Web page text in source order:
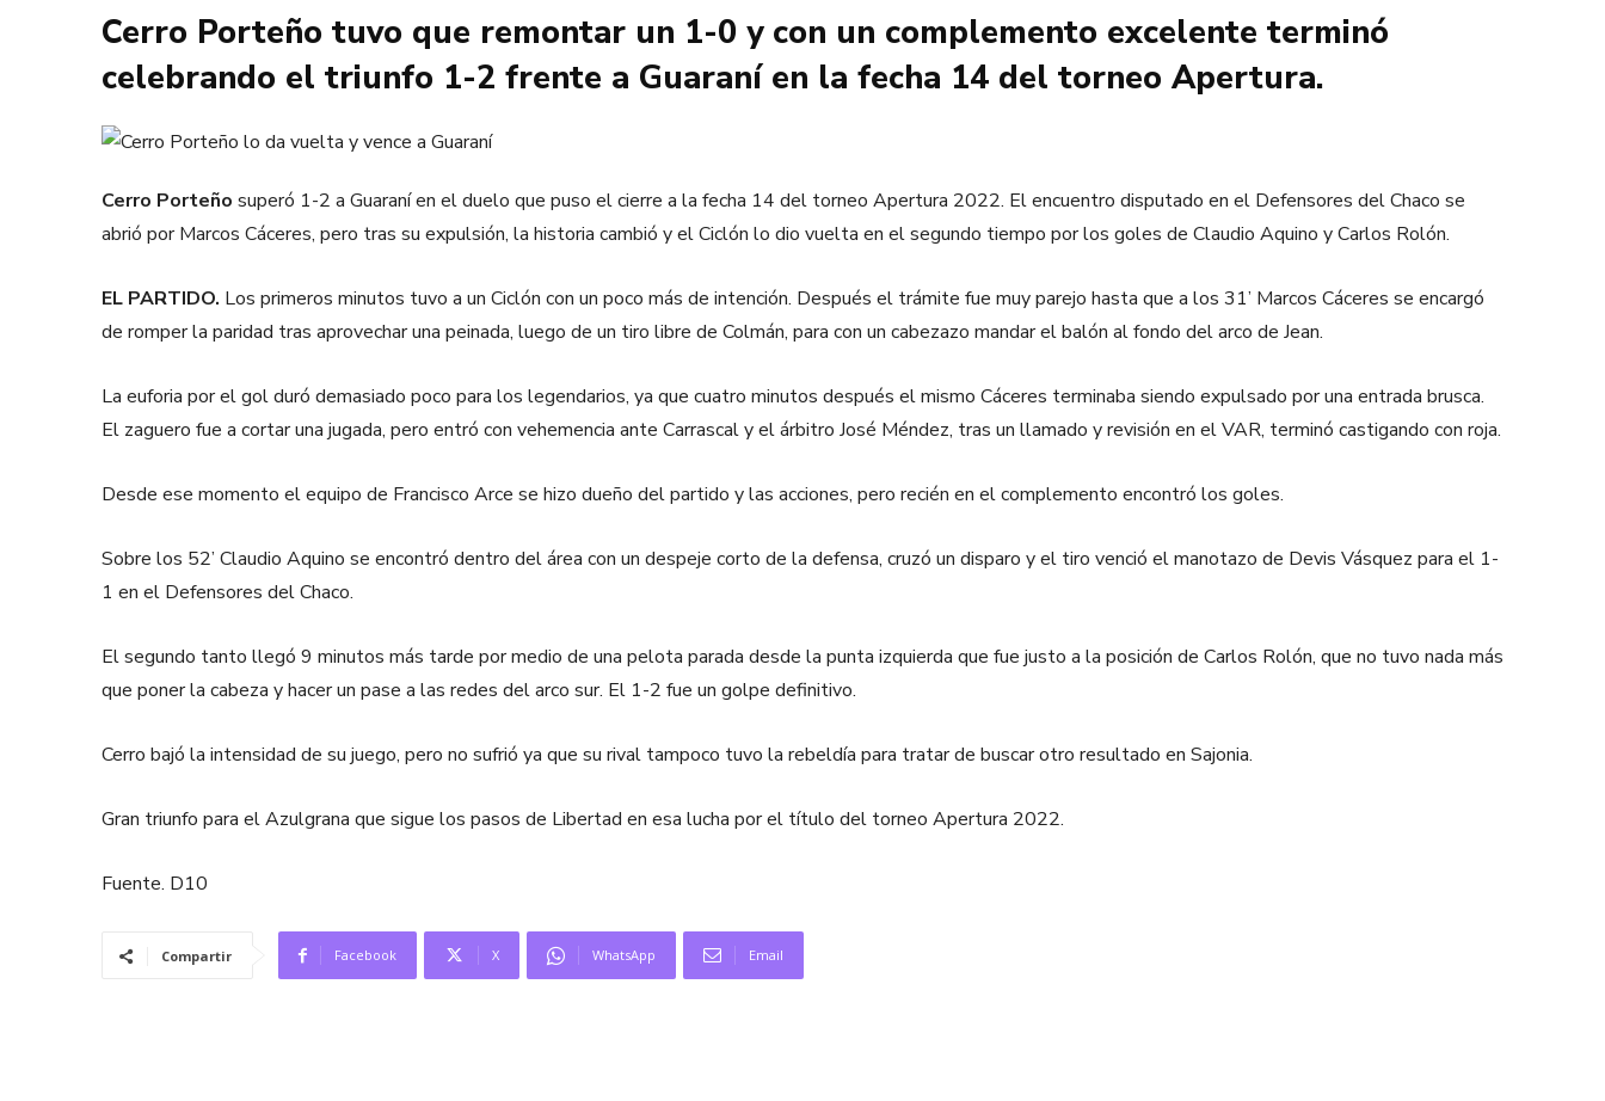
Cerro Porteño tuvo que remontar un 1-0 y con un complemento excelente terminó
celebrando el triunfo 1-2 frente a Guaraní en la fecha 14 del torneo Apertura.
Cerro Porteño superó 1-2 a Guaraní en el duelo que puso el cierre a la fecha 14 del torneo Apertura 2022. El encuentro disputado en el Defensores del Chaco se
abrió por Marcos Cáceres, pero tras su expulsión, la historia cambió y el Ciclón lo dio vuelta en el segundo tiempo por los goles de Claudio Aquino y Carlos Rolón.
EL PARTIDO. Los primeros minutos tuvo a un Ciclón con un poco más de intención. Después el trámite fue muy parejo hasta que a los 31’ Marcos Cáceres se encargó
de romper la paridad tras aprovechar una peinada, luego de un tiro libre de Colmán, para con un cabezazo mandar el balón al fondo del arco de Jean.
La euforia por el gol duró demasiado poco para los legendarios, ya que cuatro minutos después el mismo Cáceres terminaba siendo expulsado por una entrada brusca.
El zaguero fue a cortar una jugada, pero entró con vehemencia ante Carrascal y el árbitro José Méndez, tras un llamado y revisión en el VAR, terminó castigando con roja.
Desde ese momento el equipo de Francisco Arce se hizo dueño del partido y las acciones, pero recién en el complemento encontró los goles.
Sobre los 52’ Claudio Aquino se encontró dentro del área con un despeje corto de la defensa, cruzó un disparo y el tiro venció el manotazo de Devis Vásquez para el 1-
1 en el Defensores del Chaco.
El segundo tanto llegó 9 minutos más tarde por medio de una pelota parada desde la punta izquierda que fue justo a la posición de Carlos Rolón, que no tuvo nada más
que poner la cabeza y hacer un pase a las redes del arco sur. El 1-2 fue un golpe definitivo.
Cerro bajó la intensidad de su juego, pero no sufrió ya que su rival tampoco tuvo la rebeldía para tratar de buscar otro resultado en Sajonia.
Gran triunfo para el Azulgrana que sigue los pasos de Libertad en esa lucha por el título del torneo Apertura 2022.
Fuente. D10
Compartir Facebook X WhatsApp Email